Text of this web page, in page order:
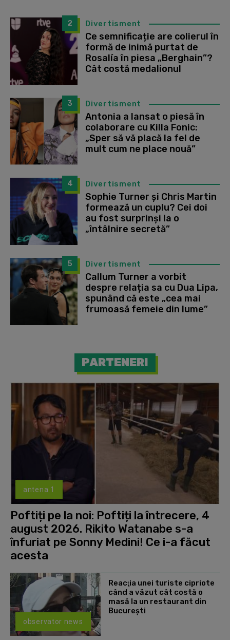
2 Divertisment
Ce semnificație are colierul în
formă de inimă purtat de
Rosalía în piesa „Berghain”?
Cât costă medalionul
3 Divertisment
Antonia a lansat o piesă în
colaborare cu Killa Fonic:
„Sper să vă placă la fel de
mult cum ne place nouă”
4 Divertisment
Sophie Turner și Chris Martin
formează un cuplu? Cei doi
au fost surprinși la o
„întâlnire secretă”
5 Divertisment
Callum Turner a vorbit
despre relația sa cu Dua Lipa,
spunând că este „cea mai
frumoasă femeie din lume”
PARTENERI
antena 1
Poftiți pe la noi: Poftiți la întrecere, 4
august 2026. Rikito Watanabe s-a
înfuriat pe Sonny Medini! Ce i-a făcut
acesta
observator news
Reacţia unei turiste cipriote
când a văzut cât costă o
masă la un restaurant din
Bucureşti